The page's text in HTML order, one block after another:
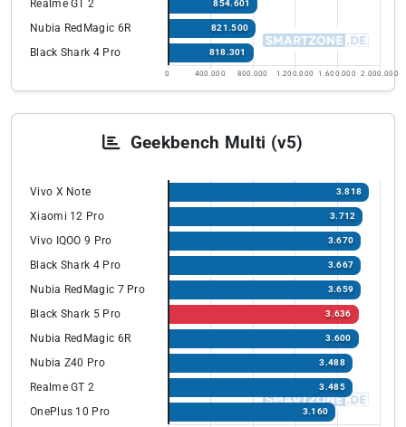
Realme GT 2 854.601
Nubia RedMagic 6R 821.500
Black Shark 4 Pro 818.301
0 400.000 800.000 1.200.000 1.600.000 2.000.000
Geekbench Multi (v5)
Vivo X Note 3.818
Xiaomi 12 Pro 3.712
Vivo IQOO 9 Pro 3.670
Black Shark 4 Pro 3.667
Nubia RedMagic 7 Pro 3.659
Black Shark 5 Pro 3.636
Nubia RedMagic 6R 3.600
Nubia Z40 Pro 3.488
Realme GT 2 3.485
OnePlus 10 Pro 3.160